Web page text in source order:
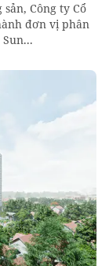
Công ty Cổ
đơn vị phân